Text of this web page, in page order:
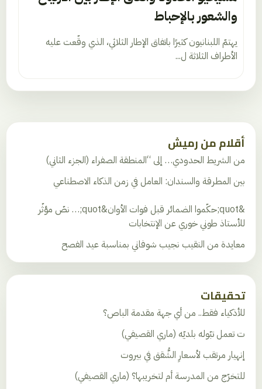
والشعور بالإحباط
يهتمّ اللبنانيون كثيرًا باتفاق الإطار الثلاثي، الذي وقّعت عليه
الأطراف الثلاثة ل...
أقلام من رميش
من الشريط الحدودي… إلى “المنطقة الصفراء (الجزء الثاني)
بين المطرقة والسندان: العامل في زمن الذكاء الاصطناعي
&quot;حكّموا الضمائر قبل فوات الأوان&quot;… نصّ مؤثّر
للأستاذ طوني خوري عن الإنتخابات
معايدة من النقيب نجيب شوفاني بمناسبة عيد الفصح
تحقيقات
للأذكياء فقط.. من أي جهة مقدمة الباص؟
ت تعمل تبّوله بلديّه (ماري القصيفي)
إنهيار مرتقب لأسعارِ الشُّقق في بيروت
للتخرّج من المدرسة أم لتخريبها؟ (ماري القصيفي)